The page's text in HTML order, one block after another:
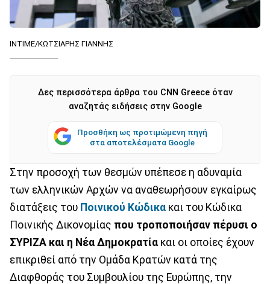
ΙΝΤΙΜΕ/ΚΩΤΣΙΑΡΗΣ ΓΙΑΝΝΗΣ
Δες περισσότερα άρθρα του CNN Greece όταν
αναζητάς ειδήσεις στην Google
Προσθήκη ως προτιμώμενη πηγή
στα αποτελέσματα Google
Στην προσοχή των θεσμών υπέπεσε η αδυναμία
των ελληνικών Αρχών να αναθεωρήσουν εγκαίρως
διατάξεις του Ποινικού Κώδικα και του Κώδικα
Ποινικής Δικονομίας που τροποποιήσαν πέρυσι ο
ΣΥΡΙΖΑ και η Νέα Δημοκρατία και οι οποίες έχουν
επικριθεί από την Ομάδα Κρατών κατά της
Διαφθοράς του Συμβουλίου της Ευρώπης, την